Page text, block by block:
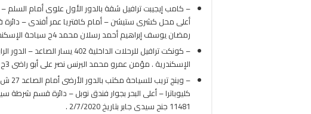
– كامب إيجيبت ترافيل شقة بالدور الأول علوى أمام
أعلى محل كشرى ستيشن – أمام كافتريا عمر أفندى –
رمضان يوسف إبراهيم أحمد رسلان محمد 4ح سياحة الإسكندرية بتاريخ 4/7/2020 .
– كونكت ترافيل للرحلات
الإسكندرية . مؤمن عمرو محمد البرنس نصر على أبو راضى 3ح سياحة الإسكندرية بتاريخ 4/7/2020 .
–
كليوباترا – أعلى البحر بجوار فندق نوبل – دائرة قسم
11481 جنح سيدى جابر بتاريخ 2/7/2020 .